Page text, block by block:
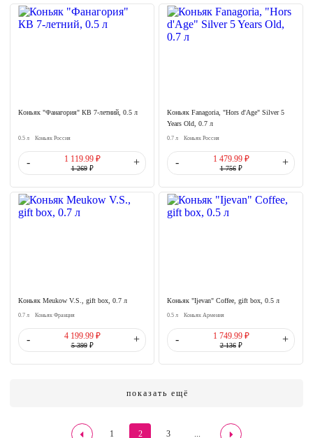
Коньяк "Фанагория" КВ 7-летний, 0.5 л
0.5 л Коньяк Россия
- 1 119.99 ₽
1 269₽
+
Коньяк Fanagoria, "Hors d'Age" Silver 5
Years Old, 0.7 л
0.7 л Коньяк Россия
- 1 479.99 ₽
1 756₽
+
Коньяк Meukow V.S., gift box, 0.7 л
0.7 л Коньяк Франция
- 4 199.99 ₽
5 399₽
+
Коньяк "Ijevan" Coffee, gift box, 0.5 л
0.5 л Коньяк Армения
- 1 749.99 ₽
2 136₽
+
показать ещё
1 2 3 ...